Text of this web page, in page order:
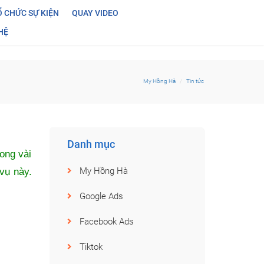
thị
CHỨC SỰ KIỆN
QUAY VIDEO
My Hồng Hà Tin tức
vài
này.
Danh mục
My Hồng Hà
Google Ads
Facebook Ads
Tiktok